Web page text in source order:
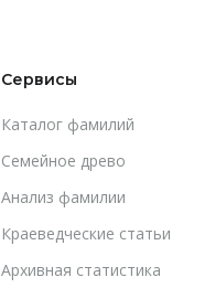
Сервисы
Каталог фамилий
Cемейное древо
Анализ фамилии
Краеведческие статьи
Архивная статистика